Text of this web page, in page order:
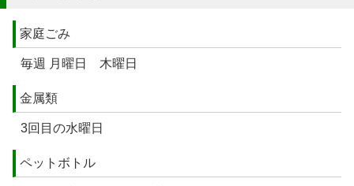
家庭ごみ
毎週 月曜日 木曜日
金属類
3回目の水曜日
ペットボトル